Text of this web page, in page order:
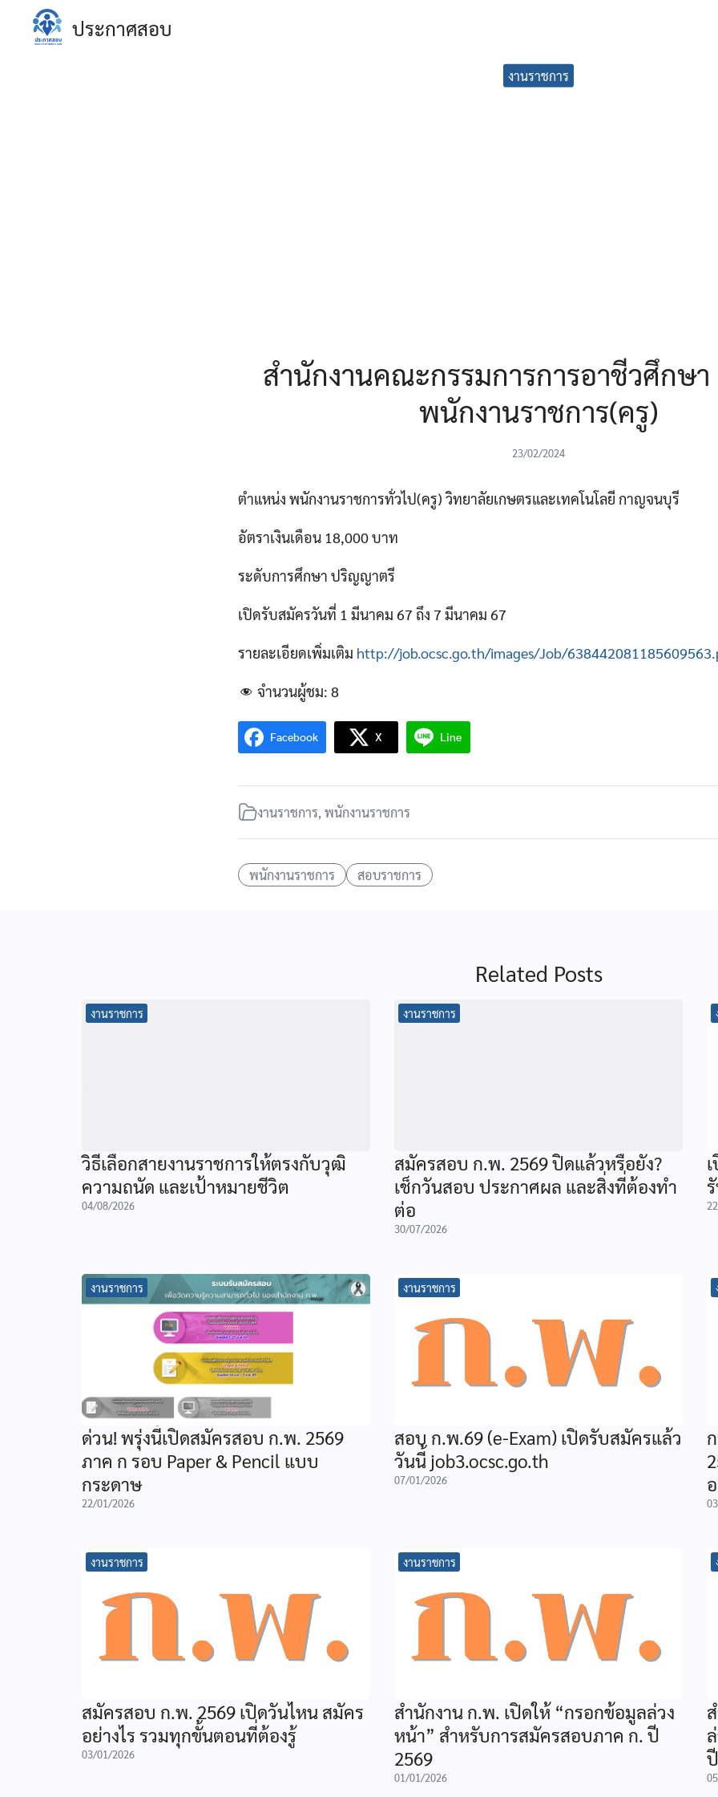
ประกาศสอบ
งานราชการ
สำนักงานคณะกรรมการการอาชีวศึกษ
พนักงานราชการ(ครู)
23/02/2024
ตำแหน่ง พนักงานราชการทั่วไป(ครู) วิทยาลัยเกษตรและเทคโนโลยี กาญจนบุรี
อัตราเงินเดือน 18,000 บาท
ระดับการศึกษา ปริญญาตรี
เปิดรับสมัครวันที่ 1 มีนาคม 67 ถึง 7 มีนาคม 67
รายละเอียดเพิ่มเติม http://job.ocsc.go.th/images/Job/
จำนวนผู้ชม: 8
Facebook X Line
งานราชการ, พนักงานราชการ
พนักงานราชการ สอบราชการ
Related Posts
งานราชการ
วิธีเลือกสายงานราชการให้ตรงกับวุฒิ
ความถนัด และเป้าหมายชีวิต
04/08/2026
งานราชการ
สมัครสอบ ก.พ. 2569 ปิดแล้วหรือยัง?
เช็กวันสอบ ประกาศผล และสิ่งที่ต้องทำ
ต่อ
30/07/2026
งานราชการ
ด่วน! พรุ่งนี้เปิดสมัครสอบ ก.พ. 2569
ภาค ก รอบ Paper & Pencil แบบ
กระดาษ
22/01/2026
งานราชการ
สอบ ก.พ.69 (e-Exam) เปิดรับสมัครแล้ว
วันนี้ job3.ocsc.go.th
07/01/2026
งานราชการ
สมัครสอบ ก.พ. 2569 เปิดวันไหน สมัคร
อย่างไร รวมทุกขั้นตอนที่ต้องรู้
03/01/2026
งานราชการ
สำนักงาน ก.พ. เปิดให้ “กรอกข้อมูลล่วง
หน้า” สำหรับการสมัครสอบภาค ก. ปี
2569
01/01/2026